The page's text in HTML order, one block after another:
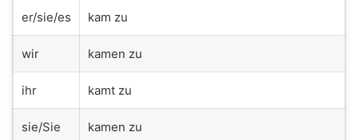
er/sie/es kam zu
wir kamen zu
ihr kamt zu
sie/Sie kamen zu